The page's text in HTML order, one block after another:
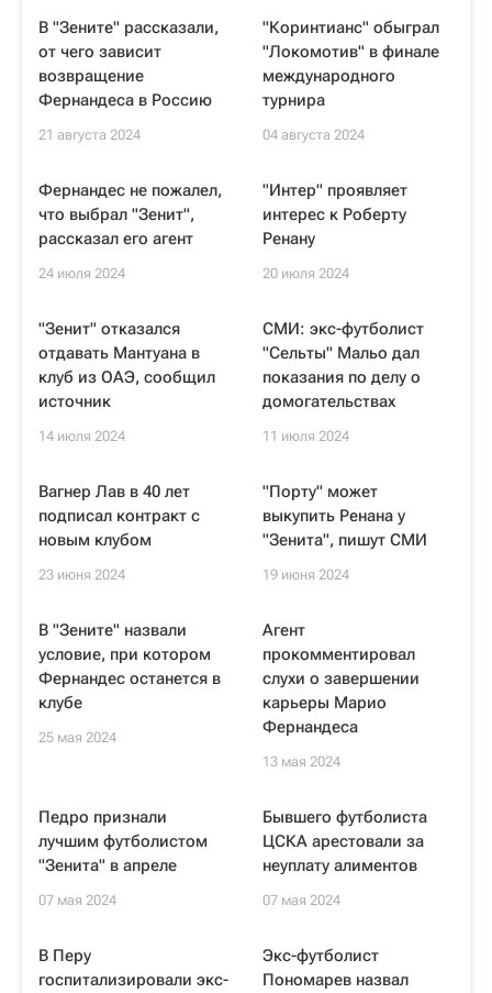
В "Зените" рассказали,
от чего зависит
возвращение
Фернандеса в Россию
21 августа 2024
"Коринтианс" обыграл
"Локомотив" в финале
международного
турнира
04 августа 2024
Фернандес не пожалел,
что выбрал "Зенит",
рассказал его агент
24 июля 2024
"Интер" проявляет
интерес к Роберту
Ренану
20 июля 2024
"Зенит" отказался
отдавать Мантуана в
клуб из ОАЭ, сообщил
источник
14 июля 2024
СМИ: экс-футболист
"Сельты" Мальо дал
показания по делу о
домогательствах
11 июля 2024
Вагнер Лав в 40 лет
подписал контракт с
новым клубом
23 июня 2024
"Порту" может
выкупить Ренана у
"Зенита", пишут СМИ
19 июня 2024
В "Зените" назвали
условие, при котором
Фернандес останется в
клубе
25 мая 2024
Агент
прокомментировал
слухи о завершении
карьеры Марио
Фернандеса
13 мая 2024
Педро признали
лучшим футболистом
"Зенита" в апреле
07 мая 2024
Бывшего футболиста
ЦСКА арестовали за
неуплату алиментов
07 мая 2024
В Перу
госпитализировали экс-
Экс-футболист
Пономарев назвал